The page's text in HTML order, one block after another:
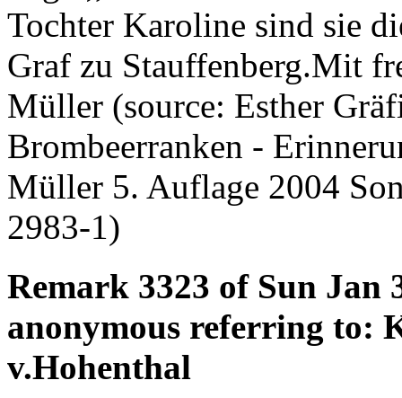
Tochter Karoline sind sie
Graf zu Stauffenberg.Mit
Müller (source: Esther
Brombeerranken -
Müller 5. Auflage 2004
2983-1)
Remark 3323 of Sun Jan
anonymous referring to:
v.Hohenthal